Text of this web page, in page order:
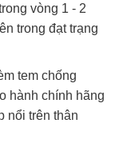
vòng 1 - 2
trong đạt trạng
tem chống
hành chính hãng
nổi trên thân